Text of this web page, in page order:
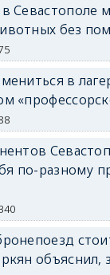
Севастополе
без
в
по-разному
объяснил,